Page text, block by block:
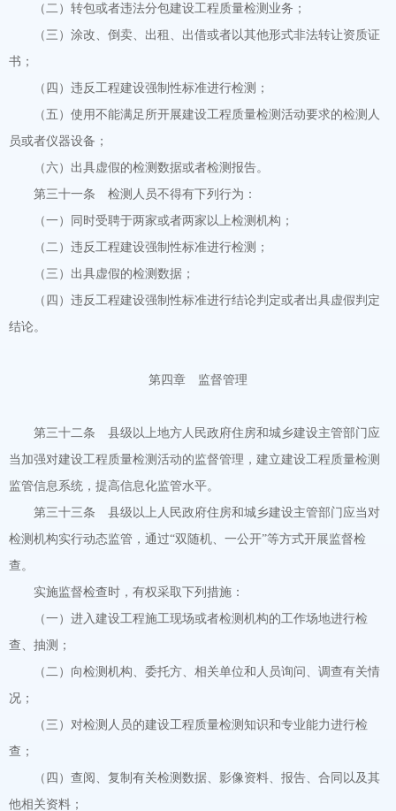
（二）转包或者违法分包建设工程质量检测业务；
（三）涂改、倒卖、出租、出借或者以其他形式非法转让资质证
书；
（四）违反工程建设强制性标准进行检测；
（五）使用不能满足所开展建设工程质量检测活动要求的检测人
员或者仪器设备；
（六）出具虚假的检测数据或者检测报告。
第三十一条 检测人员不得有下列行为：
（一）同时受聘于两家或者两家以上检测机构；
（二）违反工程建设强制性标准进行检测；
（三）出具虚假的检测数据；
（四）违反工程建设强制性标准进行结论判定或者出具虚假判定
结论。
第四章 监督管理
第三十二条 县级以上地方人民政府住房和城乡建设主管部门应
当加强对建设工程质量检测活动的监督管理，建立建设工程质量检测
监管信息系统，提高信息化监管水平。
第三十三条 县级以上人民政府住房和城乡建设主管部门应当对
检测机构实行动态监管，通过“双随机、一公开”等方式开展监督检
查。
实施监督检查时，有权采取下列措施：
（一）进入建设工程施工现场或者检测机构的工作场地进行检
查、抽测；
（二）向检测机构、委托方、相关单位和人员询问、调查有关情
况；
（三）对检测人员的建设工程质量检测知识和专业能力进行检
查；
（四）查阅、复制有关检测数据、影像资料、报告、合同以及其
他相关资料；